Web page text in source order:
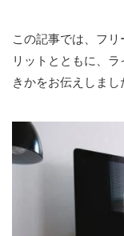
この記事では、フ
リットとともに、
きかをお伝えしまし